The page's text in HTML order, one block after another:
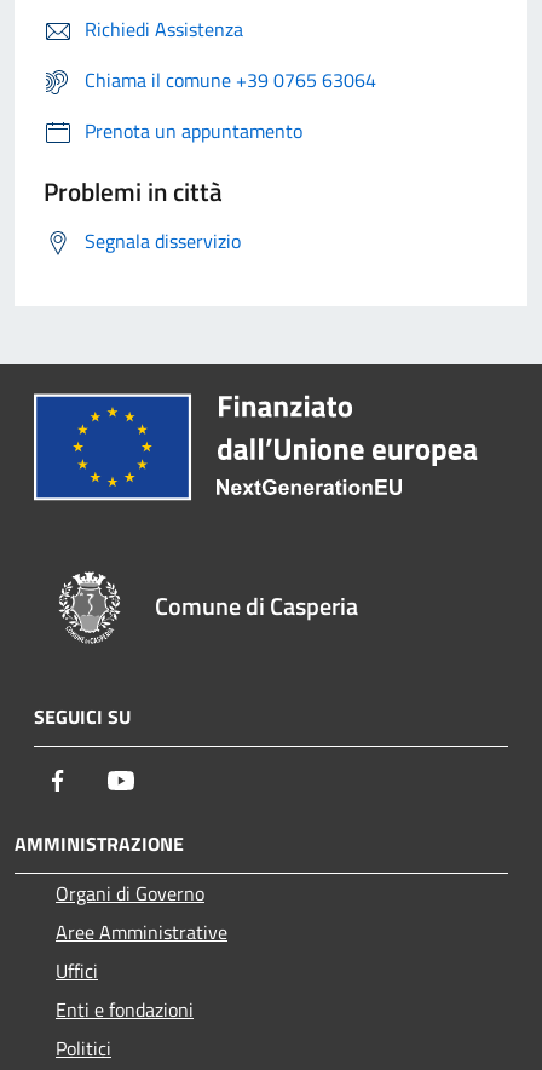
Richiedi Assistenza
Chiama il comune +39 0765 63064
Prenota un appuntamento
Problemi in città
Segnala disservizio
Comune di Casperia
SEGUICI SU
Facebook
AMMINISTRAZIONE
Organi di Governo
Aree Amministrative
Uffici
Enti e fondazioni
Politici